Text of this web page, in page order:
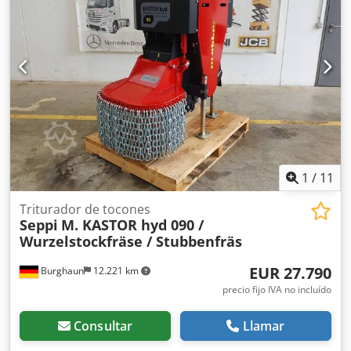
1 / 11
Burghaun 12.221 km
Triturador de tocones
Seppi M. KASTOR hyd 090 /
Wurzelstockfräse / Stubbenfräs
EUR 27.790
precio fijo IVA no incluído
Consultar Llamar